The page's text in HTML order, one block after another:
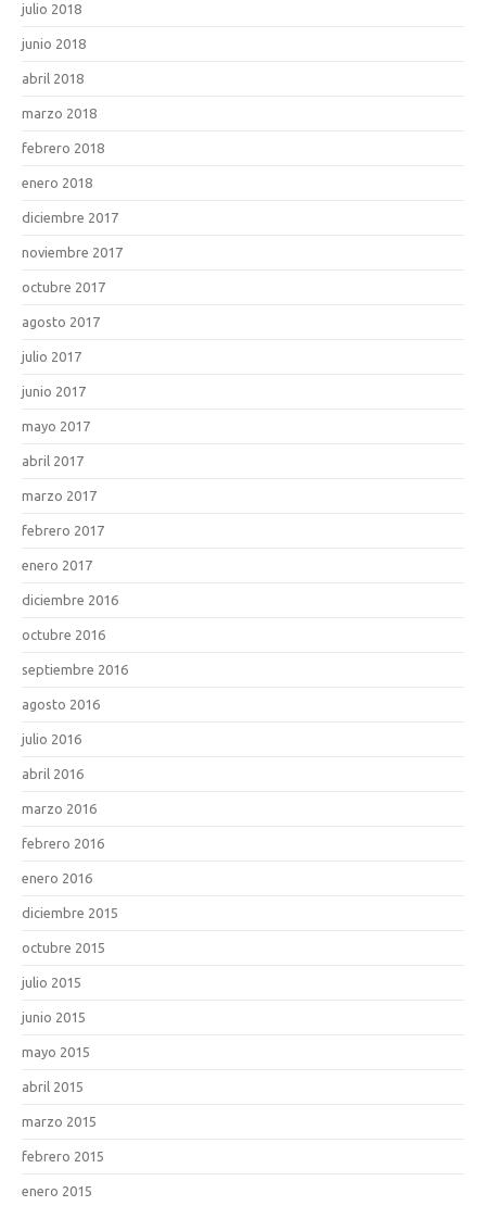
julio 2018
junio 2018
abril 2018
marzo 2018
febrero 2018
enero 2018
diciembre 2017
noviembre 2017
octubre 2017
agosto 2017
julio 2017
junio 2017
mayo 2017
abril 2017
marzo 2017
febrero 2017
enero 2017
diciembre 2016
octubre 2016
septiembre 2016
agosto 2016
julio 2016
abril 2016
marzo 2016
febrero 2016
enero 2016
diciembre 2015
octubre 2015
julio 2015
junio 2015
mayo 2015
abril 2015
marzo 2015
febrero 2015
enero 2015